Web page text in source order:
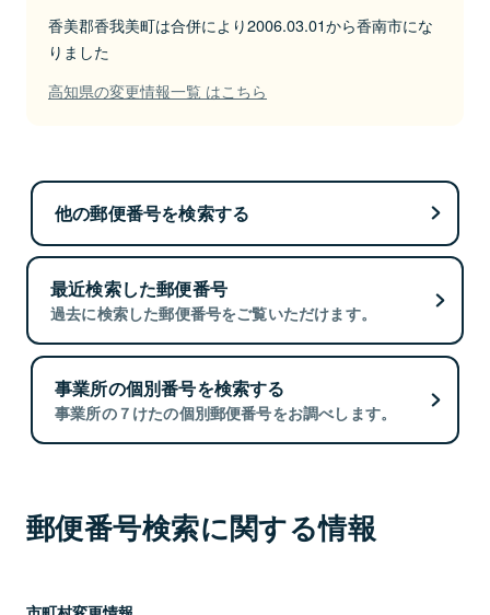
香美郡香我美町は合併により2006.03.01から香南市にな
りました
高知県の変更情報一覧 はこちら
他の郵便番号を検索する
最近検索した郵便番号
過去に検索した郵便番号をご覧いただけます。
事業所の個別番号を検索する
事業所の７けたの個別郵便番号をお調べします。
郵便番号検索に関する情報